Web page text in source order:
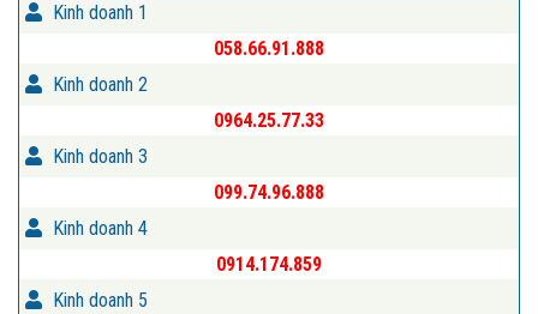
Kinh doanh 1
058.66.91.888
Kinh doanh 2
0964.25.77.33
Kinh doanh 3
099.74.96.888
Kinh doanh 4
0914.174.859
Kinh doanh 5